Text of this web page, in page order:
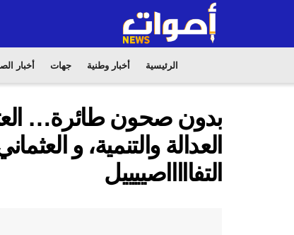
الرئيسية أخبار وطنية جهات أخبار
بدون صحون طائرة…
التفاااااصييييل